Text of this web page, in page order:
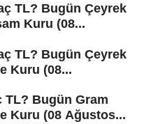
TL? Bugün Çeyrek
Kuru (08...
TL? Bugün Çeyrek
Kuru (08...
TL? Bugün Gram
Kuru (08 Ağustos...